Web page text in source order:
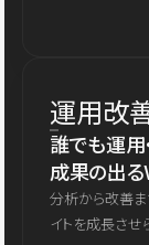
運用改
誰でも運用
成果の出る
分析から改善ま
イトを成長させ